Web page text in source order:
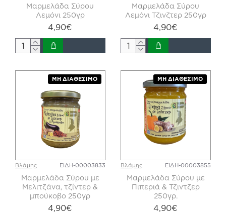
Μαρμελάδα Σύρου
Λεμόνι 250γρ
4,90€
Μαρμελάδα Σύρου
Λεμόνι Τζινζτερ 250γρ
4,90€
ΜΗ ΔΙΑΘΈΣΙΜΟ
Βλάμης ΕΙΔΗ-00003833
Μαρμελάδα Σύρου με
Μελιτζάνα, τζίντερ &
μπούκοβο 250γρ
4,90€
ΜΗ ΔΙΑΘΈΣΙΜΟ
Βλάμης ΕΙΔΗ-00003855
Μαρμελάδα Σύρου με
Πιπεριά & Τζιντζερ
250γρ.
4,90€